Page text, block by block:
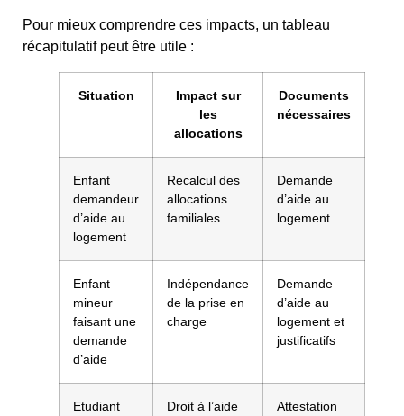
Pour mieux comprendre ces impacts, un tableau
récapitulatif peut être utile :
Situation
Impact sur
les
allocations
Documents
nécessaires
Enfant
demandeur
d’aide au
logement
Recalcul des
allocations
familiales
Demande
d’aide au
logement
Enfant
mineur
faisant une
demande
d’aide
Indépendance
de la prise en
charge
Demande
d’aide au
logement et
justificatifs
Etudiant
Droit à l’aide
Attestation